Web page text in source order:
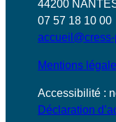
44200
07 57 18 10 00
Mentions
Accessibilité :
Déclaration